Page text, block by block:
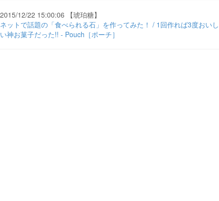
2015/12/22 15:00:06 【琥珀糖】
ネットで話題の「食べられる石」を作ってみた！ / 1回作れば3度おいし
い神お菓子だった!! - Pouch［ポーチ］